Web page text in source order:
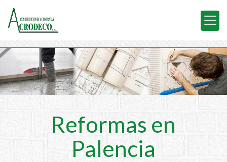
Reformas en
Palencia